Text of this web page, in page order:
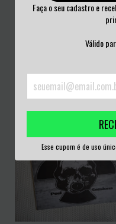
Faça o seu cadastro e
Válido
Esse cupom é de uso
DISCOGRAPHY 1984/198...